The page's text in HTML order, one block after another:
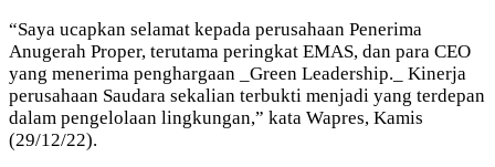
“Saya ucapkan selamat kepada perusahaan Penerima
Anugerah Proper, terutama peringkat EMAS, dan para CEO
yang menerima penghargaan _Green Leadership._ Kinerja
perusahaan Saudara sekalian terbukti menjadi yang terdepan
dalam pengelolaan lingkungan,” kata Wapres, Kamis
(29/12/22).